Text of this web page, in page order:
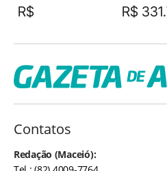
R$ R$
Contatos
Redação (Maceió):